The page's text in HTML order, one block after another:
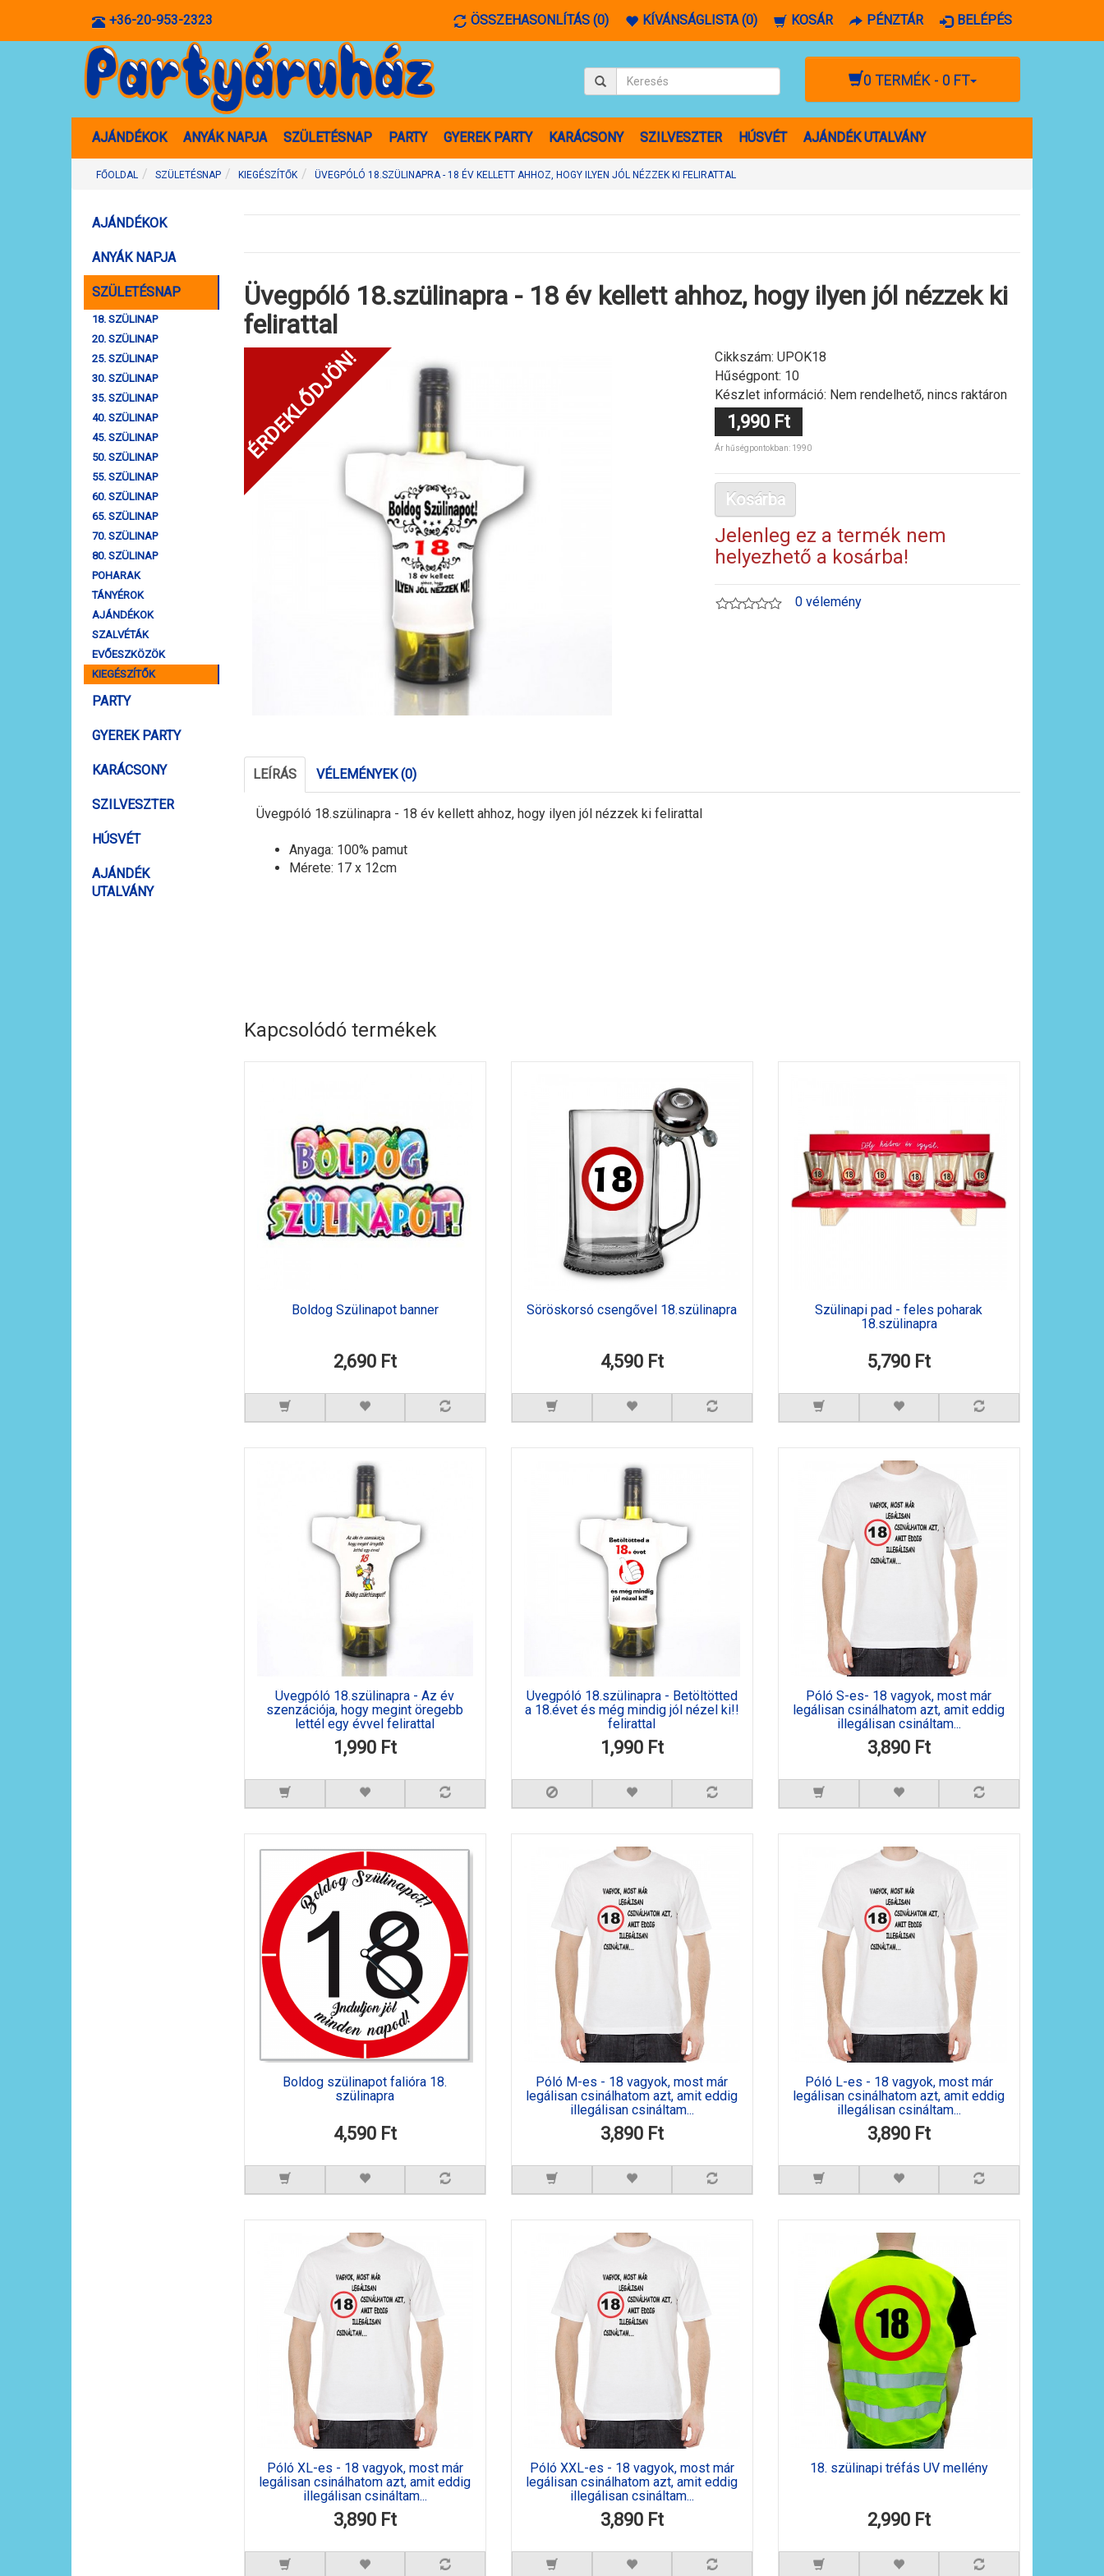
+36-20-953-2323 ÖSSZEHASONLÍTÁS (0) KÍVÁNSÁGLISTA (0) KOSÁR PÉNZTÁR BELÉPÉS
0 TERMÉK - 0 FT
AJÁNDÉKOK ANYÁK NAPJA SZÜLETÉSNAP PARTY GYEREK PARTY KARÁCSONY SZILVESZTER HÚSVÉT AJÁNDÉK UTALVÁNY
FŐOLDAL SZÜLETÉSNAP KIEGÉSZÍTŐK ÜVEGPÓLÓ 18.SZÜLINAPRA - 18 ÉV KELLETT AHHOZ, HOGY ILYEN JÓL NÉZZEK KI FELIRATTAL
AJÁNDÉKOK
ANYÁK NAPJA
SZÜLETÉSNAP
18. SZÜLINAP
20. SZÜLINAP
25. SZÜLINAP
30. SZÜLINAP
35. SZÜLINAP
40. SZÜLINAP
45. SZÜLINAP
50. SZÜLINAP
55. SZÜLINAP
60. SZÜLINAP
65. SZÜLINAP
70. SZÜLINAP
80. SZÜLINAP
POHARAK
TÁNYÉROK
AJÁNDÉKOK
SZALVÉTÁK
EVŐESZKÖZÖK
KIEGÉSZÍTŐK
PARTY
GYEREK PARTY
KARÁCSONY
SZILVESZTER
HÚSVÉT
AJÁNDÉK
UTALVÁNY
Üvegpóló 18.szülinapra - 18 év kellett ahhoz, hogy ilyen jól nézzek ki
felirattal
ÉRDEKLŐDJÖN! Cikkszám: UPOK18
Hűségpont: 10
Készlet információ: Nem rendelhető, nincs raktáron
1,990 Ft
Ár hűségpontokban: 1990
Kosárba
Jelenleg ez a termék nem
helyezhető a kosárba!
0 vélemény
LEÍRÁS VÉLEMÉNYEK (0)
Üvegpóló 18.szülinapra - 18 év kellett ahhoz, hogy ilyen jól nézzek ki felirattal
Anyaga: 100% pamut
Mérete: 17 x 12cm
Kapcsolódó termékek
Boldog Szülinapot banner
2,690 Ft
Söröskorsó csengővel 18.szülinapra
4,590 Ft
Szülinapi pad - feles poharak
18.szülinapra
5,790 Ft
Üvegpóló 18.szülinapra - Az év
szenzációja, hogy megint öregebb
lettél egy évvel felirattal
1,990 Ft
Üvegpóló 18.szülinapra - Betöltötted
a 18.évet és még mindig jól nézel ki!!
felirattal
1,990 Ft
Póló S-es- 18 vagyok, most már
legálisan csinálhatom azt, amit eddig
illegálisan csináltam...
3,890 Ft
Boldog szülinapot falióra 18.
szülinapra
4,590 Ft
Póló M-es - 18 vagyok, most már
legálisan csinálhatom azt, amit eddig
illegálisan csináltam...
3,890 Ft
Póló L-es - 18 vagyok, most már
legálisan csinálhatom azt, amit eddig
illegálisan csináltam...
3,890 Ft
Póló XL-es - 18 vagyok, most már
legálisan csinálhatom azt, amit eddig
illegálisan csináltam...
3,890 Ft
Póló XXL-es - 18 vagyok, most már
legálisan csinálhatom azt, amit eddig
illegálisan csináltam...
3,890 Ft
18. szülinapi tréfás UV mellény
2,990 Ft